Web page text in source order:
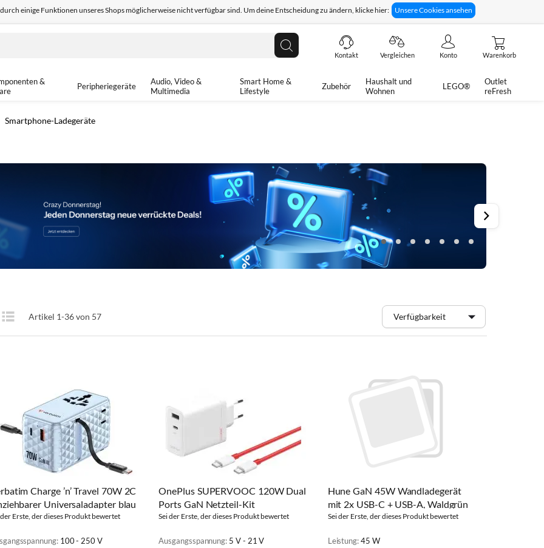
einige Funktionen unseres Shops möglicherweise nicht verfügbar sind. Um deine Entscheidung zu ändern, klicke hier: Unsere Cookies ansehen
14-tägiges Rückgaberecht Technische Unterstützung
Suche
Kontakt Vergleichen Konto Warenkorb
&
Peripheriegeräte
Audio, Video &
Multimedia
Smart Home &
Lifestyle
Zubehör
Haushalt und
Wohnen
LEGO®
Outlet
reFresh
Smartphone-Ladegeräte
Anzeigen
Liste Artikel 1-36von 57
Charge ’n’ Travel 70W 2C
Universaladapter blau
der Erste, der dieses Produkt bewertet
100 - 250 V
OnePlus SUPERVOOC 120W Dual
Ports GaN Netzteil-Kit
Sei der Erste, der dieses Produkt bewertet
Ausgangsspannung: 5 V - 21 V
Hune GaN 45W Wandladegerät
mit 2x USB-C + USB-A, Waldgrün
Sei der Erste, der dieses Produkt bewertet
Leistung:45 W